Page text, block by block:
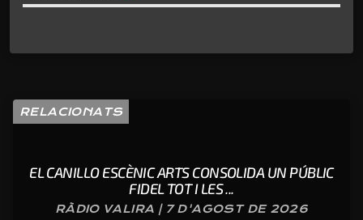
RELACIONATS
EL CANILLO ESCÈNIC ARTS CONSOLIDA UN PÚBLIC
FIDEL TOT I LES ...
RÀDIO VALIRA | 7 D'AGOST DE 2026